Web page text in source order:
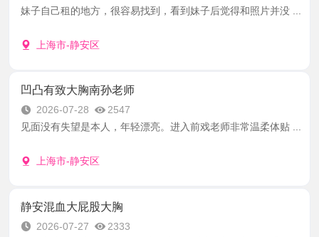
妹子自己租的地方，很容易找到，看到妹子后觉得和照片并没 ...
上海市-静安区
凹凸有致大胸南孙老师
2026-07-28
2547
见面没有失望是本人，年轻漂亮。进入前戏老师非常温柔体贴 ...
上海市-静安区
静安混血大屁股大胸
2026-07-27
2333